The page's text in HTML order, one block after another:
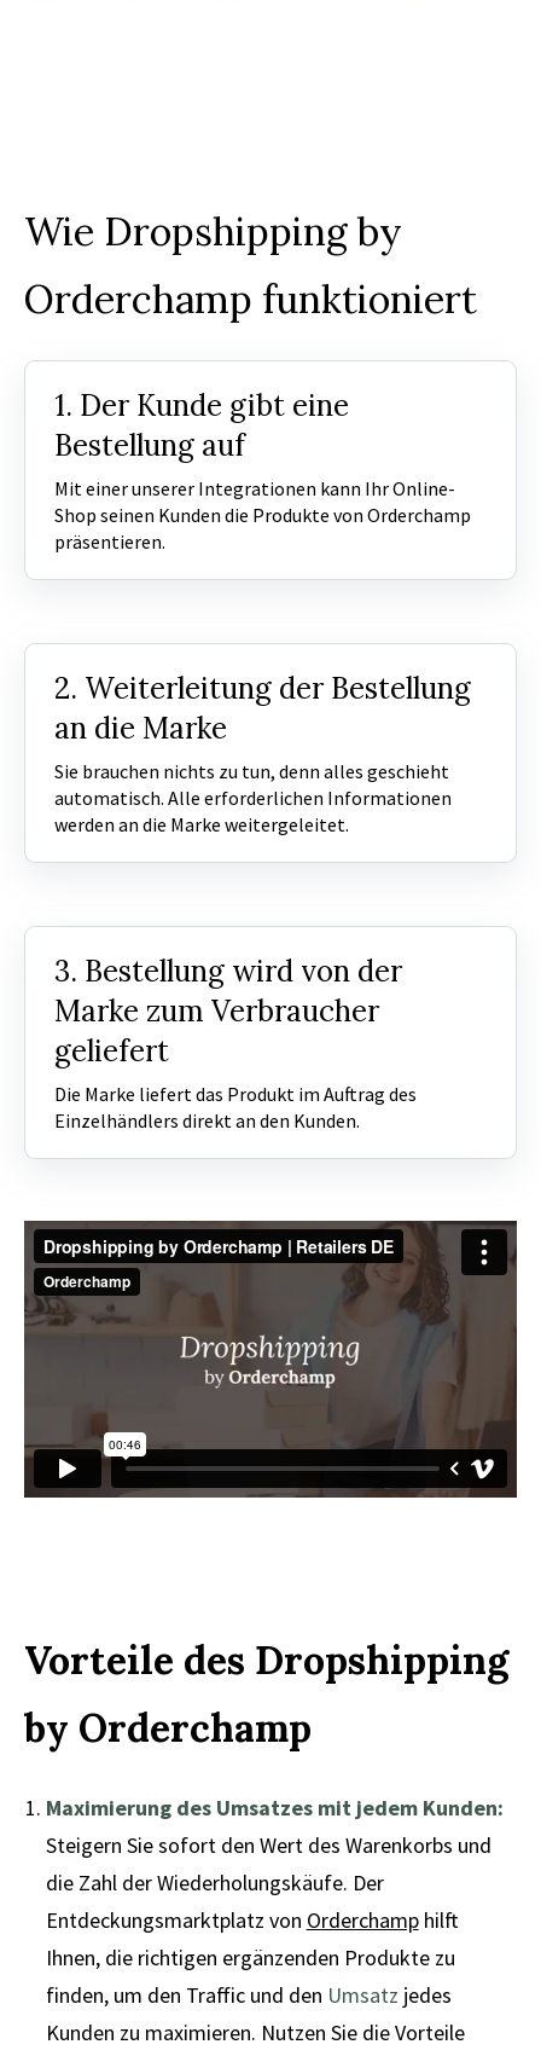
Wie Dropshipping by
Orderchamp funktioniert
1. Der Kunde gibt eine
Bestellung auf
Mit einer unserer Integrationen kann Ihr Online-
Shop seinen Kunden die Produkte von Orderchamp
präsentieren.
2. Weiterleitung der Bestellung
an die Marke
Sie brauchen nichts zu tun, denn alles geschieht
automatisch. Alle erforderlichen Informationen
werden an die Marke weitergeleitet.
3. Bestellung wird von der
Marke zum Verbraucher
geliefert
Die Marke liefert das Produkt im Auftrag des
Einzelhändlers direkt an den Kunden.
Vorteile des Dropshipping
by Orderchamp
Maximierung des Umsatzes mit jedem Kunden:
Steigern Sie sofort den Wert des Warenkorbs und
die Zahl der Wiederholungskäufe. Der
Entdeckungsmarktplatz von Orderchamphilft
Ihnen, die richtigen ergänzenden Produkte zu
finden, um den Traffic und den Umsatz jedes
Kunden zu maximieren. Nutzen Sie die Vorteile